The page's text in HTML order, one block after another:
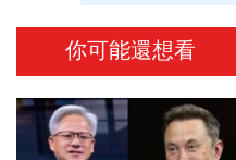
你可能還想看